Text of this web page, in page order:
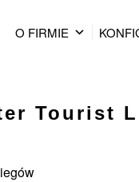
O FIRMIE
Tourist